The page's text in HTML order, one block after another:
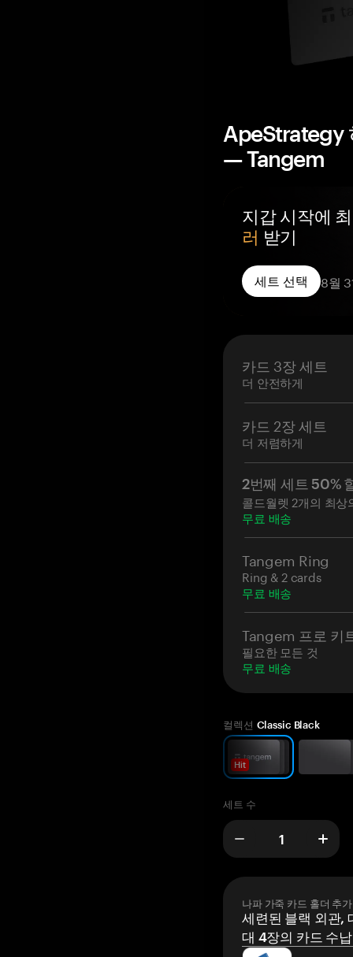
ApeStrategy
— Tangem
지갑 시작에
러 받기
주문하신 모든
공되며, 거래소가
주문하는 모든
활성화 후 14일
세트 선택 8월
카드 3장 세트
더 안전하게
카드 2장 세트
더 저렴하게
2번째 세트 50%
콜드월렛 2개의 최상
무료 배송
Tangem Ring
Ring & 2 cards
무료 배송
Tangem 프로 키
필요한 모든 것
무료 배송
컬렉션 Classic Black
Hit
세트 수
나파 가죽 카드 홀더 추가
세련된 블랙 외관,
대 4장의 카드 수